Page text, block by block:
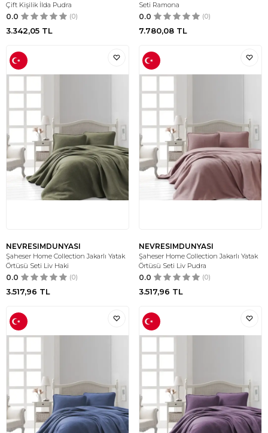
Çift Kişilik İlda Pudra
0.0 (0)
3.342,05 TL
Seti Ramona
0.0 (0)
7.780,08 TL
NEVRESIMDUNYASI
Şaheser Home Collection Jakarlı Yatak
Örtüsü Seti Liv Haki
0.0 (0)
3.517,96 TL
NEVRESIMDUNYASI
Şaheser Home Collection Jakarlı Yatak
Örtüsü Seti Liv Pudra
0.0 (0)
3.517,96 TL